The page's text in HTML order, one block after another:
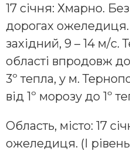
17 січня: Хмарно.
дорогах ожеледиця.
західний, 9 – 14 м/с.
області впродовж
3º тепла, у м.
від 1º морозу до 1º
Область, місто: 17
ожеледиця. (І